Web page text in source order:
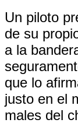
Un piloto
de su
a la
que lo
justo en el
males del